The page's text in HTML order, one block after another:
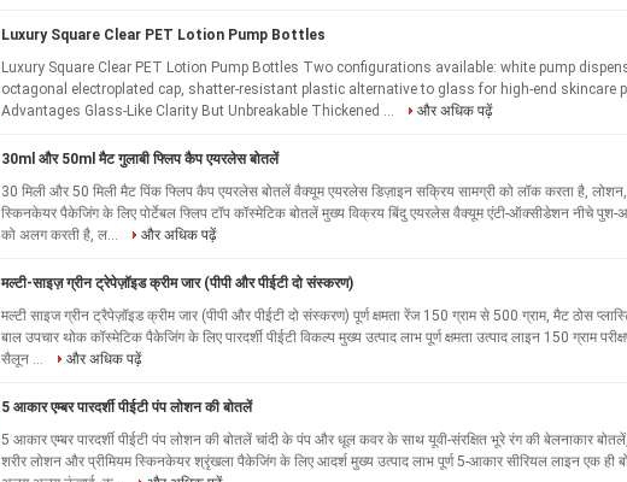
Luxury Square Clear PET Lotion Pump Bottles
Luxury Square Clear PET Lotion Pump Bottles Two configurations available: white pump
octagonal electroplated cap, shatter-resistant plastic alternative to glass for high-end skincare
Advantages Glass-Like Clarity But Unbreakable Thickened ...
और अधिक पढ़ें
30ml और 50ml मैट गुलाबी फ्लिप कैप एयरलेस बोतलें
30 मिली और 50 मिली मैट पिंक फ्लिप कैप एयरलेस बोतलें वैक्यूम एयरलेस डिज़ाइन सक्रिय सामग्री को लॉक करता है, लोशन,
स्किनकेयर पैकेजिंग के लिए पोर्टेबल फ्लिप टॉप कॉस्मेटिक बोतलें मुख्य विक्रय बिंदु एयरलेस वैक्यूम एंटी-ऑक्सीडेशन नीचे पुश-
को अलग करती है, ल...
और अधिक पढ़ें
मल्टी-साइज़ ग्रीन ट्रेपेज़ॉइड क्रीम जार (पीपी और पीईटी दो संस्करण)
मल्टी साइज ग्रीन ट्रैपेज़ॉइड क्रीम जार (पीपी और पीईटी दो संस्करण) पूर्ण क्षमता रेंज 150 ग्राम से 500 ग्राम, मैट ठोस
बाल उपचार थोक कॉस्मेटिक पैकेजिंग के लिए पारदर्शी पीईटी विकल्प मुख्य उत्पाद लाभ पूर्ण क्षमता उत्पाद लाइन 150 ग्राम
सैलून ...
और अधिक पढ़ें
5 आकार एम्बर पारदर्शी पीईटी पंप लोशन की बोतलें
5 आकार एम्बर पारदर्शी पीईटी पंप लोशन की बोतलें चांदी के पंप और धूल कवर के साथ यूवी-संरक्षित भूरे रंग की बेलनाकार
शरीर लोशन और प्रीमियम स्किनकेयर श्रृंखला पैकेजिंग के लिए आदर्श मुख्य उत्पाद लाभ पूर्ण 5-आकार सीरियल लाइन एक